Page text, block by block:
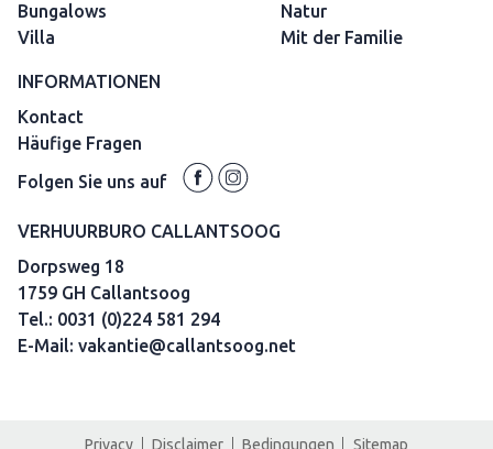
Bungalows
Villa
Natur
Mit der Familie
INFORMATIONEN
Kontact
Häufige Fragen
Folgen Sie uns auf
VERHUURBURO CALLANTSOOG
Dorpsweg 18
1759 GH Callantsoog
Tel.: 0031 (0)224 581 294
E-Mail: vakantie@callantsoog.net
Privacy Disclaimer Bedingungen Sitemap